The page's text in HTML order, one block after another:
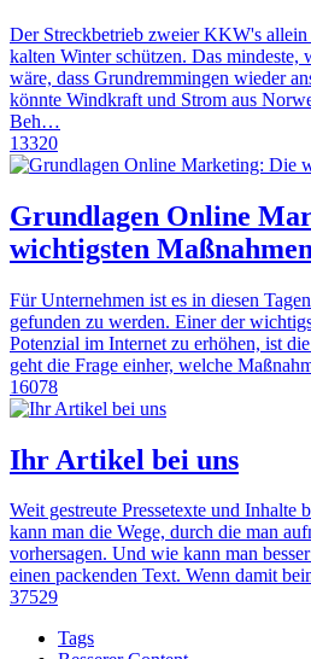
Der Streckbetrieb zweier KKW's
kalten Winter schützen. Das mindeste,
wäre, dass Grundremmingen wieder
könnte Windkraft und Strom aus
Beh…
13320
Grundlagen Online
wichtigsten Maßnahmen
Für Unternehmen ist es in diesen
gefunden zu werden. Einer der
Potenzial im Internet zu erhöhen, ist
geht die Frage einher, welche
16078
Ihr Artikel bei uns
Weit gestreute Pressetexte und Inhalte
kann man die Wege, durch die man
vorhersagen. Und wie kann man
einen packenden Text. Wenn damit
37529
Tags